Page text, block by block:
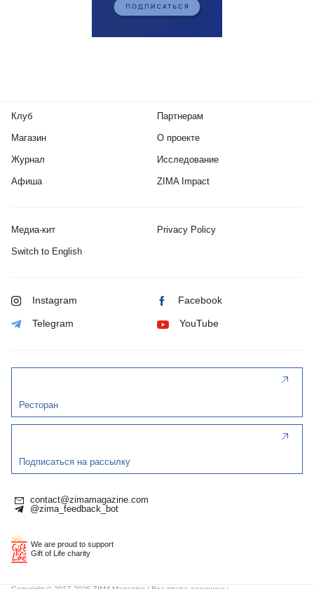
Клуб
Магазин
Журнал
Афиша
Партнерам
О проекте
Исследование
ZIMA Impact
Медиа-кит Privacy Policy
Switch to English
Instagram Facebook
Telegram YouTube
Ресторан
Подписаться на рассылку
contact@zimamagazine.com
@zima_feedback_bot
We are proud to support
Gift of Life charity